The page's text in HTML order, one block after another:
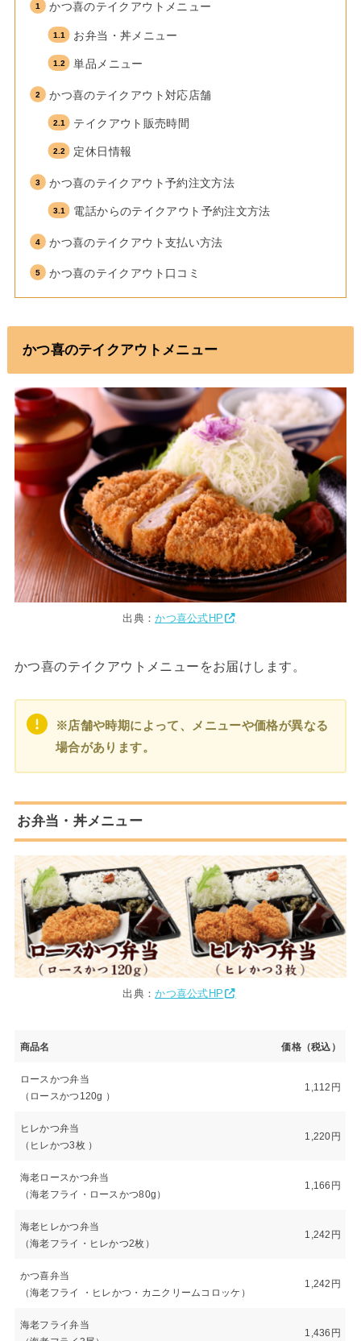
かつ喜のテイクアウトメニュー
お弁当・丼メニュー
単品メニュー
かつ喜のテイクアウト対応店舗
テイクアウト販売時間
定休日情報
かつ喜のテイクアウト予約注文方法
電話からのテイクアウト予約注文方法
かつ喜のテイクアウト支払い方法
かつ喜のテイクアウト口コミ
かつ喜のテイクアウトメニュー
出典：かつ喜公式HP
かつ喜のテイクアウトメニューをお届けします。
※店舗や時期によって、メニューや価格が異なる
場合があります。
お弁当・丼メニュー
出典：かつ喜公式HP
商品名 価格（税込）
ロースかつ弁当
（ロースかつ120g ）
1,112円
ヒレかつ弁当
（ヒレかつ3枚 ）
1,220円
海老ロースかつ弁当
（海老フライ・ロースかつ80g）
1,166円
海老ヒレかつ弁当
（海老フライ・ヒレかつ2枚）
1,242円
かつ喜弁当
（海老フライ ・ヒレかつ・カニクリームコロッケ）
1,242円
海老フライ弁当
1,436円